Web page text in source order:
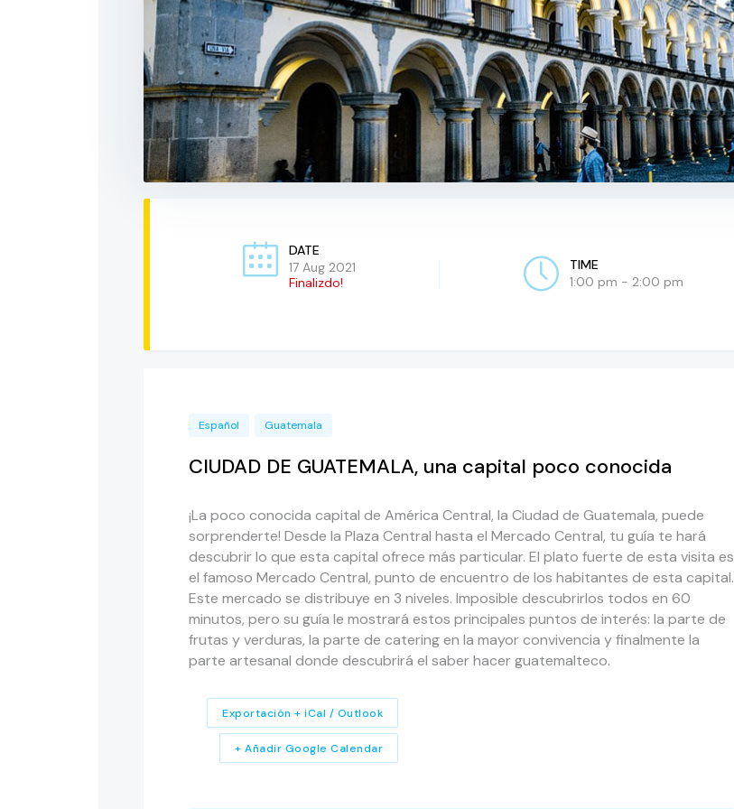
DATE
17 Aug 2021
Finalizdo!
TIME
1:00 pm - 2:00 pm
Español Guatemala
CIUDAD DE GUATEMALA, una capital poco conocida
¡La poco conocida capital de América Central, la Ciudad de Guatemala, puede
sorprenderte! Desde la Plaza Central hasta el Mercado Central, tu guía te hará
descubrir lo que esta capital ofrece más particular. El plato fuerte de esta visita es
el famoso Mercado Central, punto de encuentro de los habitantes de esta capital.
Este mercado se distribuye en 3 niveles. Imposible descubrirlos todos en 60
minutos, pero su guía le mostrará estos principales puntos de interés: la parte de
frutas y verduras, la parte de catering en la mayor convivencia y finalmente la
parte artesanal donde descubrirá el saber hacer guatemalteco.
+ Añadir Google Calendar
Exportación + iCal / Outlook